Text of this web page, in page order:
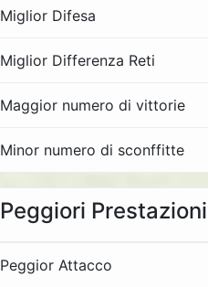
Miglior Difesa
Miglior Differenza Reti
Maggior numero di vittorie
Minor numero di sconffitte
Peggiori
Peggior Attacco